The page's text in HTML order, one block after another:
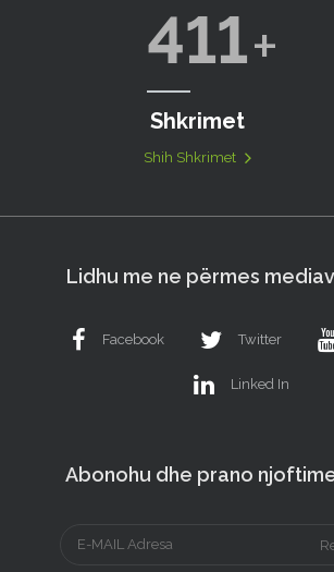
411
Shkrimet
Shih Shkrimet
Lidhu me ne përmes
Facebook Twitter
Linked In
Abonohu dhe prano